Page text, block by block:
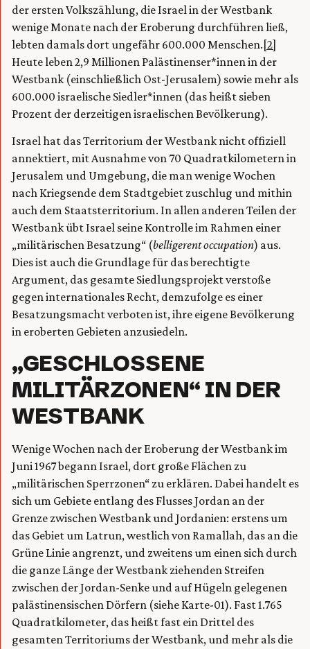
der ersten Volkszählung, die Israel in der Westbank
wenige Monate nach der Eroberung durchführen ließ,
lebten damals dort ungefähr 600.000 Menschen.[2]
Heute leben 2,9 Millionen Palästinenser*innen in der
Westbank (einschließlich Ost-Jerusalem) sowie mehr als
600.000 israelische Siedler*innen (das heißt sieben
Prozent der derzeitigen israelischen Bevölkerung).
Israel hat das Territorium der Westbank nicht offiziell
annektiert, mit Ausnahme von 70 Quadratkilometern in
Jerusalem und Umgebung, die man wenige Wochen
nach Kriegsende dem Stadtgebiet zuschlug und mithin
auch dem Staatsterritorium. In allen anderen Teilen der
Westbank übt Israel seine Kontrolle im Rahmen einer
„militärischen Besatzung“ (belligerent occupation) aus.
Dies ist auch die Grundlage für das berechtigte
Argument, das gesamte Siedlungsprojekt verstoße
gegen internationales Recht, demzufolge es einer
Besatzungsmacht verboten ist, ihre eigene Bevölkerung
in eroberten Gebieten anzusiedeln.
„GESCHLOSSENE
MILITÄRZONEN“ IN DER
WESTBANK
Wenige Wochen nach der Eroberung der Westbank im
Juni 1967 begann Israel, dort große Flächen zu
„militärischen Sperrzonen“ zu erklären. Dabei handelt es
sich um Gebiete entlang des Flusses Jordan an der
Grenze zwischen Westbank und Jordanien: erstens um
das Gebiet um Latrun, westlich von Ramallah, das an die
Grüne Linie angrenzt, und zweitens um einen sich durch
die ganze Länge der Westbank ziehenden Streifen
zwischen der Jordan-Senke und auf Hügeln gelegenen
palästinensischen Dörfern (siehe Karte-01). Fast 1.765
Quadratkilometer, das heißt fast ein Drittel des
gesamten Territoriums der Westbank, und mehr als die